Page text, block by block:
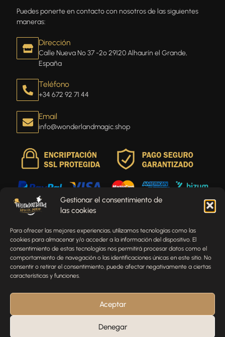
Gestionar el consentimiento de
las cookies
Para ofrecer las mejores experiencias, utilizamos tecnologías como las
cookies para almacenar y/o acceder a la información del dispositivo. El
consentimiento de estas tecnologías nos permitirá procesar datos como el
comportamiento de navegación o las identificaciones únicas en este sitio. No
consentir o retirar el consentimiento, puede afectar negativamente a ciertas
características y funciones.
Aceptar
Denegar
Puedes ponerte en contacto con nosotros de las siguientes
maneras:
Dirección
Calle Nueva Nº 37 -2º 29120 Alhaurín el Grande,
España
Teléfono
+34 672 92 71 44
Email
info@wonderlandmagic.shop
Envíenos un mensaje
¿Tienes alguna pregunta, comentario o necesitas ayuda
con tu pedido? Estamos aquí para ayudarte.
NOMBRE